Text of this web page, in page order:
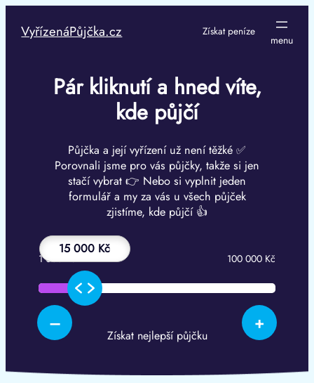
obsah
VyřízenáPůjčka.cz Získat peníze
Pár kliknutí a hned víte,
kde půjčí
Půjčka a její vyřízení už není těžké ✅
Porovnali jsme pro vás půjčky, takže si jen
stačí vybrat 👉 Nebo si vyplnit jeden
formulář a my za vás u všech půjček
zjistíme, kde půjčí 👍
15 000 Kč
– +
1 000 Kč 100 000 Kč
Získat nejlepší půjčku